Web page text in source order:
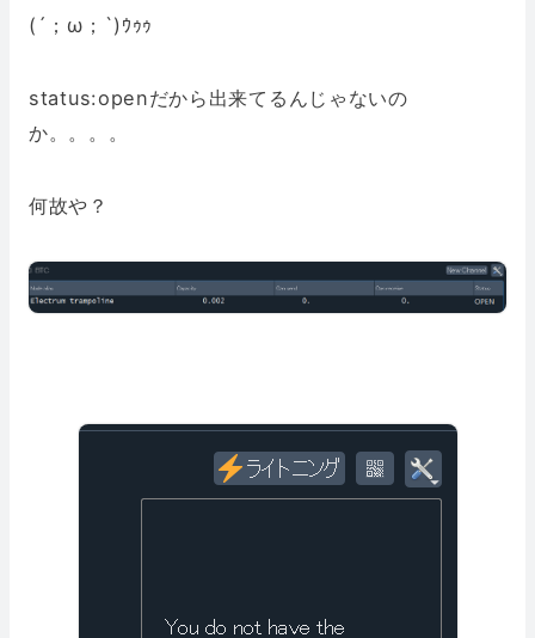
(´；ω；`)ｳｩｩ
status:openだから出来てるんじゃないの
か。。。。
何故や？